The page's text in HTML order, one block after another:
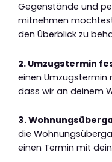
Gegenstände und
mitnehmen
den Überblick zu
2. Umzugstermin
einen Umzugstermin
dass wir an deinem
3.
die
einen Termin mit